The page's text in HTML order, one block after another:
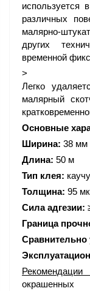
используется
различных
малярно-
других
временной
>
Легко
малярный
Основные
Ширина: 38 мм
Длина: 50 м
Тип клея:
Толщина: 95
Сила адгезии:
Граница
Сравнительно
окрашенных